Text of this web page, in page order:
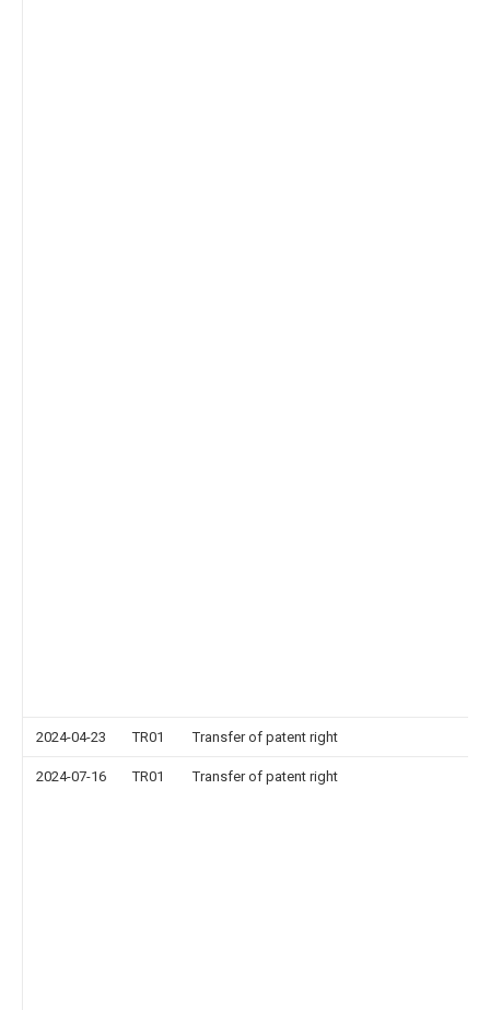
2024-04-23 TR01 Transfer of patent right
2024-07-16 TR01 Transfer of patent right